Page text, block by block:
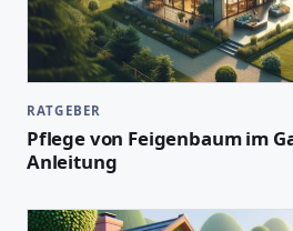
RATGEBER
Pflege von Feigenbaum im
Anleitung